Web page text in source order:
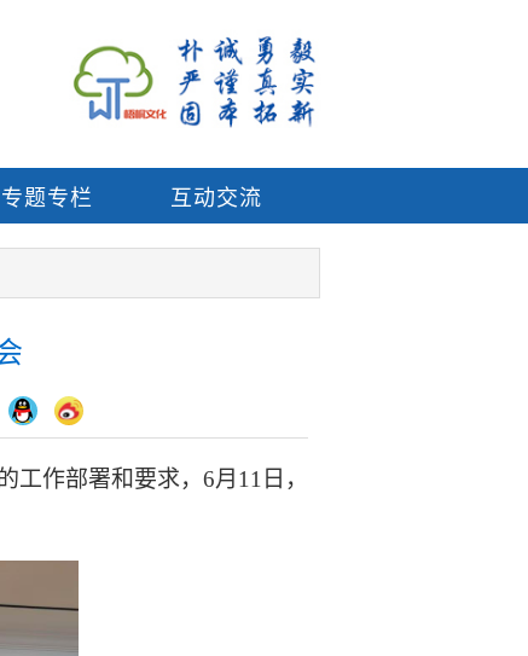
专题专栏 互动交流
工作部署和要求， 6月11日，